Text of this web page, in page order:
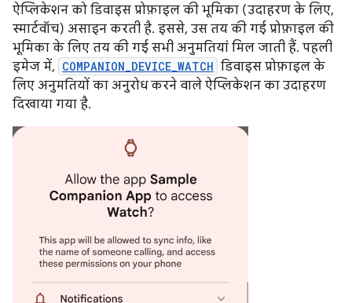
ऐप्लिकेशन को डिवाइस प्रोफ़ाइल की भूमिका (उदाहरण के लिए,
स्मार्टवॉच) असाइन करती है. इससे, उस तय की गई प्रोफ़ाइल की
भूमिका के लिए तय की गई सभी अनुमतियां मिल जाती हैं. पहली
इमेज में, COMPANION_DEVICE_WATCH डिवाइस प्रोफ़ाइल के
लिए अनुमतियों का अनुरोध करने वाले ऐप्लिकेशन का उदाहरण
दिखाया गया है.